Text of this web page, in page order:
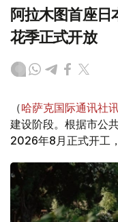
阿拉木图首座日
花季正式开放
（哈萨克国际通讯社
建设阶段。根据市公
2026年8月正式开工